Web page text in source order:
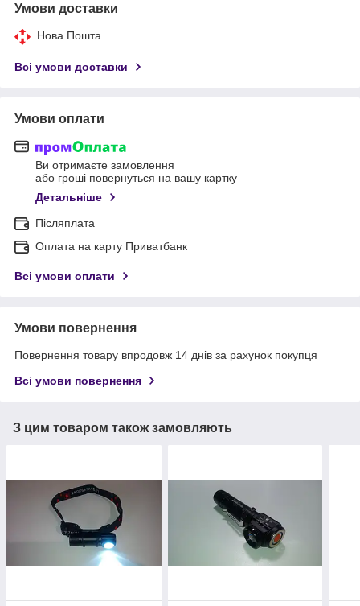
Умови доставки
Нова Пошта
Всі умови доставки
Умови оплати
Ви отримаєте замовлення
або гроші повернуться на вашу картку
Детальніше
Післяплата
Оплата на карту Приватбанк
Всі умови оплати
Умови повернення
Повернення товару впродовж 14 днів за рахунок покупця
Всі умови повернення
З цим товаром також замовляють